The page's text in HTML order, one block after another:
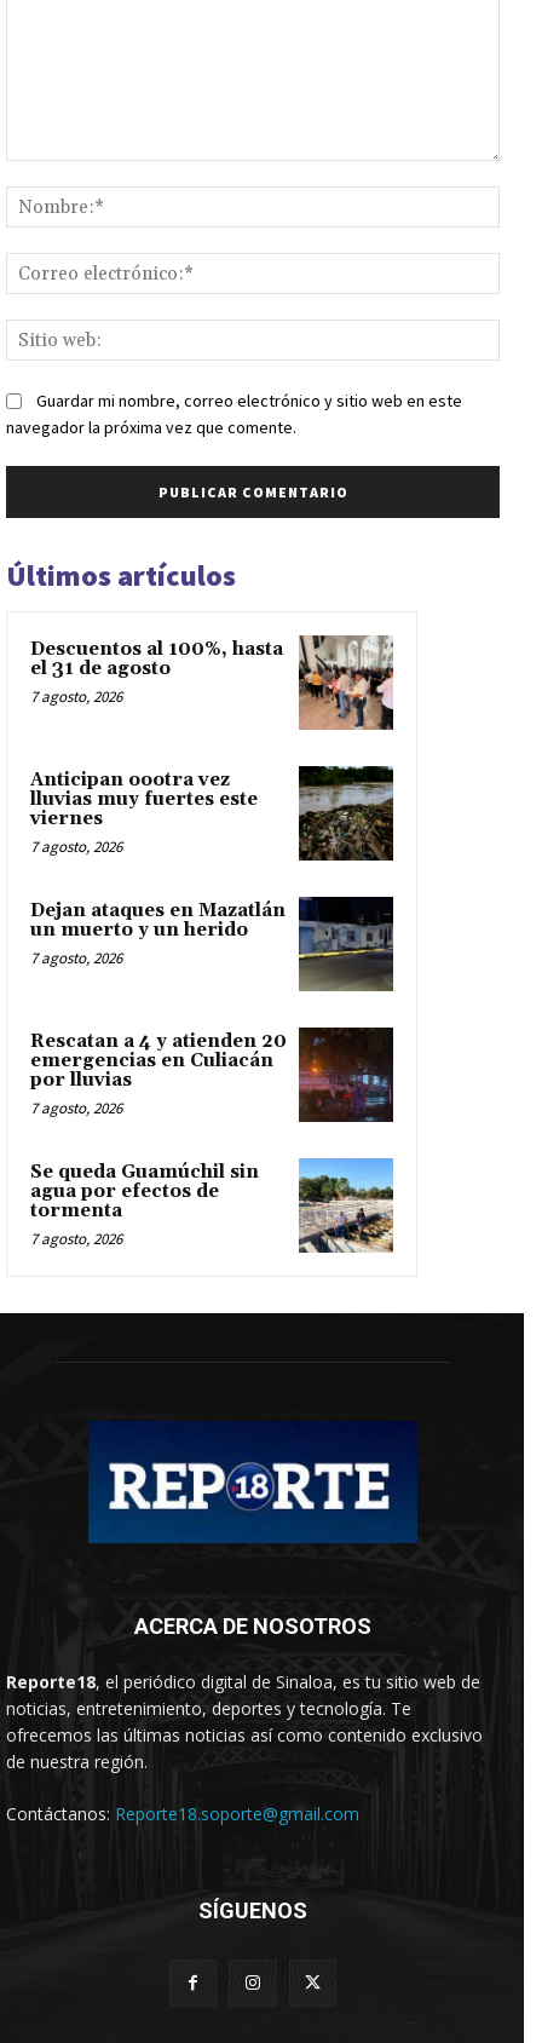
web:
Guardar mi nombre, correo electrónico y sitio web en este
navegador la próxima vez que comente.
Últimos artículos
Descuentos al 100%, hasta
el 31 de agosto
7 agosto, 2026
Anticipan oootra vez
lluvias muy fuertes este
viernes
7 agosto, 2026
Dejan ataques en Mazatlán
un muerto y un herido
7 agosto, 2026
Rescatan a 4 y atienden 20
emergencias en Culiacán
por lluvias
7 agosto, 2026
Se queda Guamúchil sin
agua por efectos de
tormenta
7 agosto, 2026
ACERCA DE NOSOTROS
Reporte18, el periódico digital de Sinaloa, es tu sitio web de
noticias, entretenimiento, deportes y tecnología. Te
ofrecemos las últimas noticias así como contenido exclusivo
de nuestra región.
Contáctanos: Reporte18.soporte@gmail.com
SÍGUENOS